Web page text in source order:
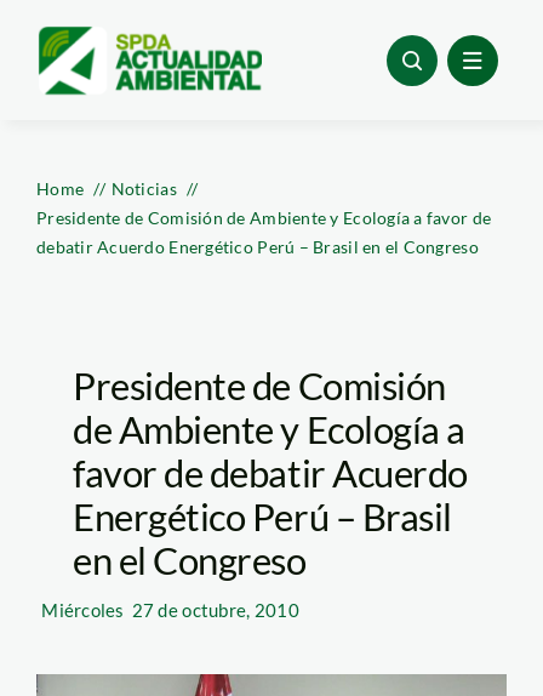
content
Home
Noticias
Presidente de Comisión de Ambiente y Ecología a favor de
debatir Acuerdo Energético Perú – Brasil en el Congreso
Presidente de Comisión
de Ambiente y Ecología a
favor de debatir Acuerdo
Energético Perú – Brasil
en el Congreso
Miércoles 27 de octubre, 2010